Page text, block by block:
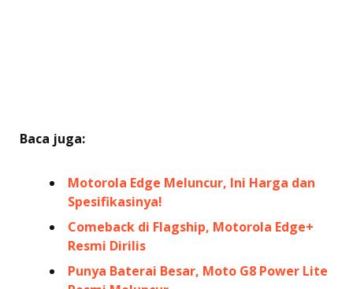
Baca juga:
Motorola Edge Meluncur, Ini Harga dan
Spesifikasinya!
Comeback di Flagship, Motorola Edge+
Resmi Dirilis
Punya Baterai Besar, Moto G8 Power Lite